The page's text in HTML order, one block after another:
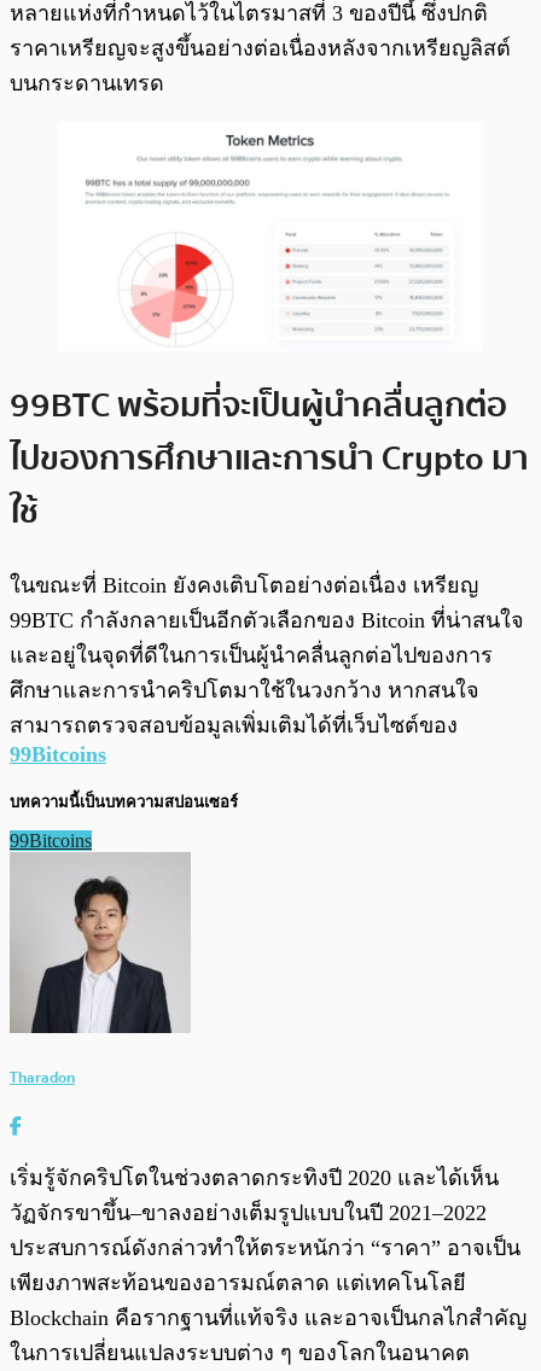
หลายแห่งที่กำหนดไว้ในไตรมาสที่ 3 ของปีนี้ ซึ่งปกติ
ราคาเหรียญจะสูงขึ้นอย่างต่อเนื่องหลังจากเหรียญลิสต์
บนกระดานเทรด
99BTC พร้อมที่จะเป็นผู้นำคลื่นลูกต่อ
ไปของการศึกษาและการนำ Crypto มา
ใช้
ในขณะที่ Bitcoin ยังคงเติบโตอย่างต่อเนื่อง เหรียญ
99BTC กำลังกลายเป็นอีกตัวเลือกของ Bitcoin ที่น่าสนใจ
และอยู่ในจุดที่ดีในการเป็นผู้นำคลื่นลูกต่อไปของการ
ศึกษาและการนำคริปโตมาใช้ในวงกว้าง หากสนใจ
สามารถตรวจสอบข้อมูลเพิ่มเติมได้ที่เว็บไซต์ของ
99Bitcoins
บทความนี้เป็นบทความสปอนเซอร์
99Bitcoins
Tharadon
เริ่มรู้จักคริปโตในช่วงตลาดกระทิงปี 2020 และได้เห็น
วัฏจักรขาขึ้น–ขาลงอย่างเต็มรูปแบบในปี 2021–2022
ประสบการณ์ดังกล่าวทำให้ตระหนักว่า “ราคา” อาจเป็น
เพียงภาพสะท้อนของอารมณ์ตลาด แต่เทคโนโลยี
Blockchain คือรากฐานที่แท้จริง และอาจเป็นกลไกสำคัญ
ในการเปลี่ยนแปลงระบบต่าง ๆ ของโลกในอนาคต